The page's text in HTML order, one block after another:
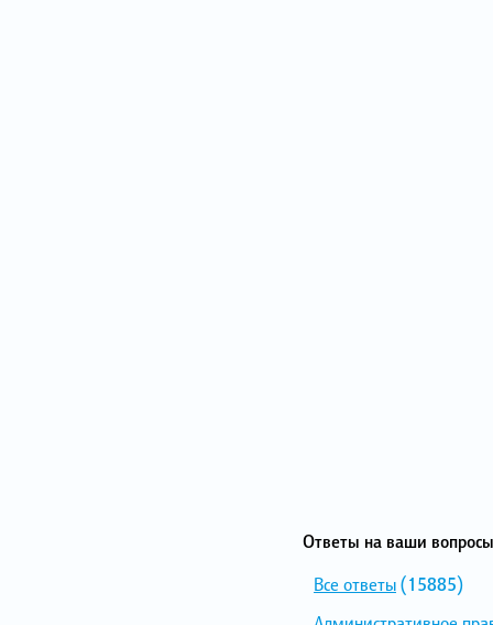
Ответы на ваши
Все ответы(15885)